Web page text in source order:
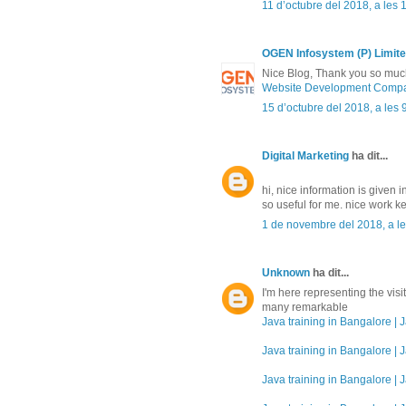
11 d’octubre del 2018, a les
OGEN Infosystem (P)
Nice Blog, Thank you so
Website Development
15 d’octubre del 2018, a les
Digital Marketing ha dit...
hi, nice information is given
so useful for me. nice work
1 de novembre del 2018, a
Unknown ha dit...
I'm here representing the
many remarkable
Java training in Bangalore |
Java training in Bangalore |
Java training in Bangalore |